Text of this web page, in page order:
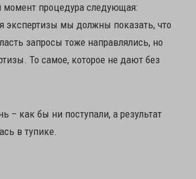
процедура следующая:
экспертизы мы должны показать, что
запросы тоже направлялись, но
То самое, которое не дают без
– как бы ни поступали, а результат
в тупике.